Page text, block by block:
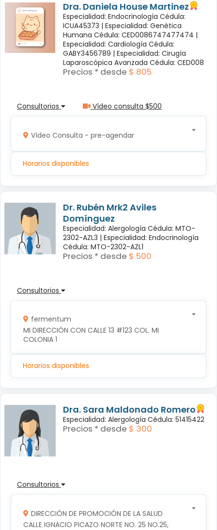
Dra. Daniela House Martinez
Especialidad: Endocrinología Cédula:
ICUA45373 | Especialidad: Genética
Humana Cédula: CED0086747477474 |
Especialidad: Cardiología Cédula:
GABY3456789 | Especialidad: Cirugía
Laparoscópica Avanzada Cédula: CED008
Precios * desde $ 805
Consultorios Vídeo consulta $500
Vídeo Consulta - pre-agendar
Horarios disponibles
Dr. Rubén Mrk2 Aviles
Domínguez
Especialidad: Alergología Cédula: MTO-
2302-AZL3 | Especialidad: Endocrinología
Cédula: MTO-2302-AZL1
Precios * desde $ 500
Consultorios
fermentum
MI DIRECCIÓN CON CALLE 13 #123 COL. MI
COLONIA 1
Horarios disponibles
Dra. Sara Maldonado Romero
Especialidad: Alergología Cédula: 51415422
Precios * desde $ 300
Consultorios
DIRECCIÓN DE PROMOCIÓN DE LA SALUD
CALLE IGNACIO PICAZO NORTE NO. 25 NO.25,